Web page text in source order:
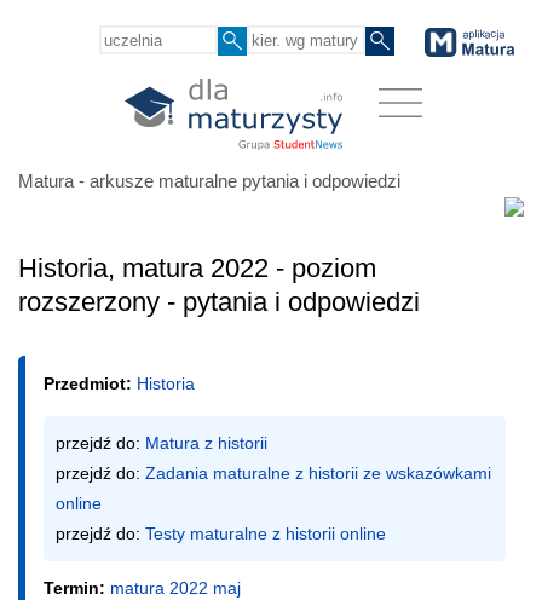
Matura - arkusze maturalne pytania i odpowiedzi
Historia, matura 2022 - poziom
rozszerzony - pytania i odpowiedzi
Przedmiot: Historia
przejdź do: Matura z historii
przejdź do: Zadania maturalne z historii ze wskazówkami
online
przejdź do: Testy maturalne z historii online
Termin: matura 2022 maj